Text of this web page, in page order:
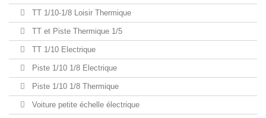
TT 1/10-1/8 Loisir Thermique
TT et Piste Thermique 1/5
TT 1/10 Electrique
Piste 1/10 1/8 Electrique
Piste 1/10 1/8 Thermique
Voiture petite échelle électrique